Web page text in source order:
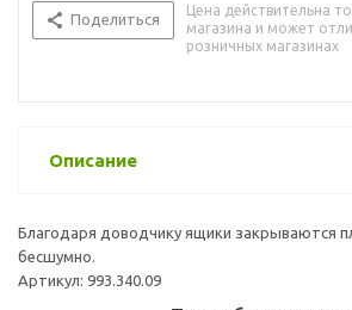
Поделиться
Цена действительна
магазина и может
розничных магазинах
Описание
Благодаря доводчику ящики закрываются
бесшумно.
Артикул: 993.340.09